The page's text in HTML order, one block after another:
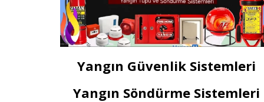
Yangın Güvenlik Sistemleri
Yangın Söndürme Sistemleri